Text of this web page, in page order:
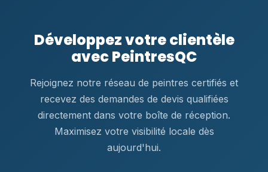
Développez votre clientèle
avec PeintresQC
Rejoignez notre réseau de peintres certifiés et
recevez des demandes de devis qualifiées
directement dans votre boîte de réception.
Maximisez votre visibilité locale dès
aujourd'hui.